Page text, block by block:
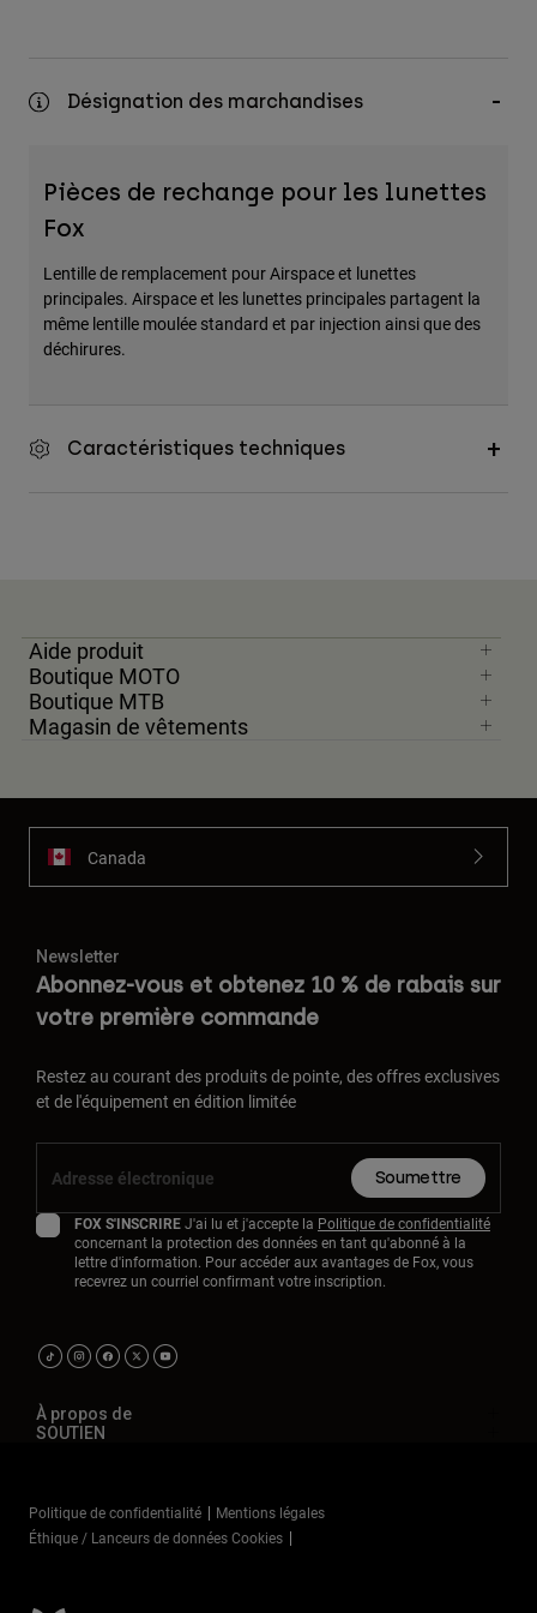
Désignation des marchandises
Pièces de rechange pour les lunettes
Fox
Lentille de remplacement pour Airspace et lunettes
principales. Airspace et les lunettes principales partagent la
même lentille moulée standard et par injection ainsi que des
déchirures.
Caractéristiques techniques
Aide produit
Boutique MOTO
Boutique MTB
Magasin de vêtements
Canada
Newsletter
Abonnez-vous et obtenez 10 % de rabais sur
votre première commande
Restez au courant des produits de pointe, des offres exclusives
et de l'équipement en édition limitée
Soumettre
FOX S'INSCRIREJ'ai lu et j'accepte la Politique de confidentialité
concernant la protection des données en tant qu'abonné à la
lettre d'information. Pour accéder aux avantages de Fox, vous
recevrez un courriel confirmant votre inscription.
À propos de
SOUTIEN
Politique de confidentialité
Mentions légales
Éthique / Lanceurs de données Cookies